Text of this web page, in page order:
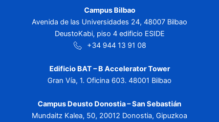
Campus Bilbao
Avenida de las Universidades 24, 48007 Bilbao
DeustoKabi, piso 4 edificio ESIDE
+34 944 13 91 08
Edificio BAT – B Accelerator Tower
Gran Vía, 1. Oficina 603. 48001 Bilbao
Campus Deusto Donostia – San Sebastián
Mundaitz Kalea, 50, 20012 Donostia, Gipuzkoa